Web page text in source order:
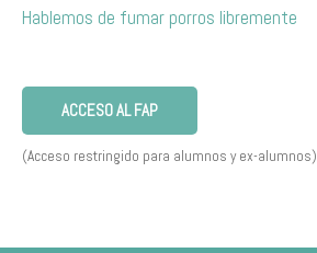
Hablemos de fumar porros libremente
ACCESO AL FAP
(Acceso restringido para alumnos y ex-alumnos)